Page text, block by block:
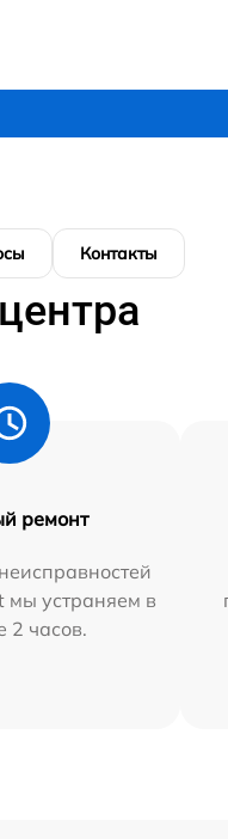
Контакты
ремонт
мы устраняем в
2 часов.